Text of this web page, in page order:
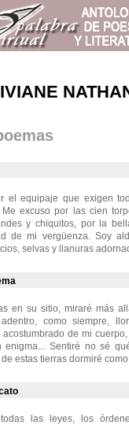
el equipaje que exigen
Me excuso por las cien
y chiquitos, por la
de mi vergüenza. Soy
selvas y llanuras
en su sitio, miraré más
como siempre,
de mi
enigma... Sentiré no sé
estas tierras dormiré
las leyes, los